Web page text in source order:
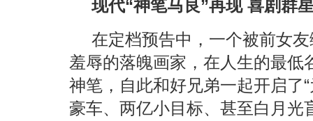
现代“神笔马良”再现 喜剧群
在定档预告中，一个被前女
羞辱的落魄画家，在人生的最低
神笔，自此和好兄弟一起开启了
豪车、两亿小目标、甚至白月光